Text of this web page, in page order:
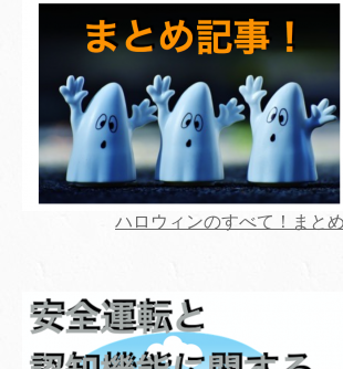
ハロウィンのすべて！まと